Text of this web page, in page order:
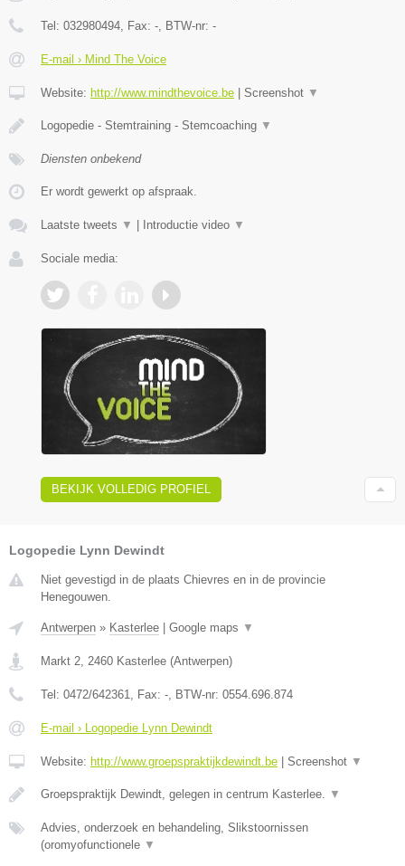
Tel: 032980494 , Fax: - , BTW-nr: -
E-mail › Mind The Voice
Website: http://www.mindthevoice.be Screenshot ▼
Logopedie - Stemtraining - Stemcoaching ▼
Diensten onbekend
Er wordt gewerkt op afspraak.
Laatste tweets ▼ Introductie video ▼
Sociale media:
BEKIJK VOLLEDIG PROFIEL
Logopedie Lynn Dewindt
Niet gevestigd in de plaats Chievres en in de provincie
Henegouwen.
Antwerpen » Kasterlee Google maps ▼
Markt 2 2460 Kasterlee (Antwerpen)
Tel: 0472/642361 , Fax: - , BTW-nr: 0554.696.874
E-mail › Logopedie Lynn Dewindt
Website: http://www.groepspraktijkdewindt.be Screenshot ▼
Groepspraktijk Dewindt, gelegen in centrum Kasterlee. ▼
Advies, onderzoek en behandeling, Slikstoornissen
(oromyofunctionele ▼